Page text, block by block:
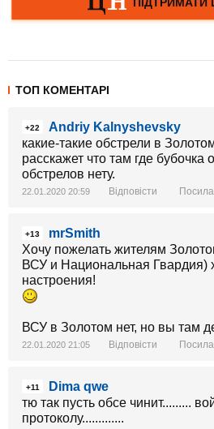
ТОП КОМЕНТАРІ
+22
Andriy Kalnyshevsky
какие-такие обстрели в
расскажет что там где бубочка
обстрелов нету.
22.01.2020 20:59 Відповісти
+13
mrSmith
Хочу пожелать жителям
ВСУ и Национальная Гвардия)
настроения!
ВСУ в Золотом нет, но вы там
22.01.2020 21:05 Відповісти
+11
Dima qwe
тю так пусть обсе чинит.........
протоколу.............